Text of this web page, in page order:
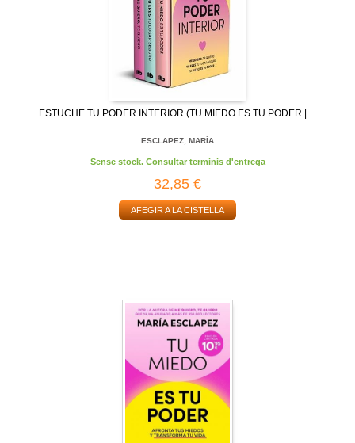
ESTUCHE TU PODER INTERIOR (TU MIEDO ES TU PODER | ...
ESCLAPEZ, MARÍA
Sense stock. Consultar terminis d'entrega
32,85 €
AFEGIR A LA CISTELLA